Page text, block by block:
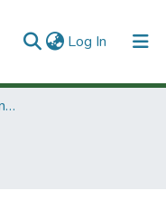
Log In (current)
3. Recursos de Información Científica y Tecnológica